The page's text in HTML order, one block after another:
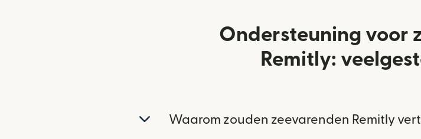
Ondersteuning voor
Remitly:
Waarom zouden zeevarenden Remitly